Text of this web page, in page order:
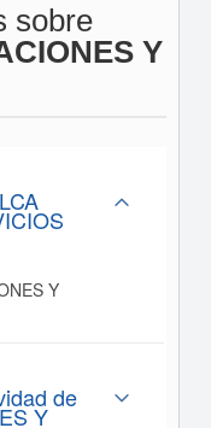
sobre
Y
Y
de
Y